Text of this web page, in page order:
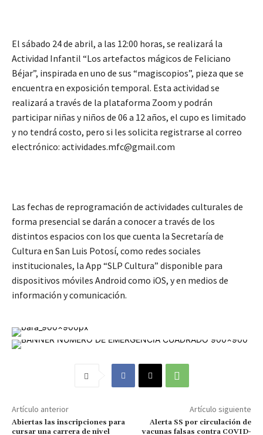
El sábado 24 de abril, a las 12:00 horas, se realizará la
Actividad Infantil “Los artefactos mágicos de Feliciano
Béjar”, inspirada en uno de sus “magiscopios”, pieza que se
encuentra en exposición temporal. Esta actividad se
realizará a través de la plataforma Zoom y podrán
participar niñas y niños de 06 a 12 años, el cupo es limitado
y no tendrá costo, pero si les solicita registrarse al correo
electrónico: actividades.mfc@gmail.com
Las fechas de reprogramación de actividades culturales de
forma presencial se darán a conocer a través de los
distintos espacios con los que cuenta la Secretaría de
Cultura en San Luis Potosí, como redes sociales
institucionales, la App “SLP Cultura” disponible para
dispositivos móviles Android como iOS, y en medios de
información y comunicación.
Artículo anterior
Abiertas las inscripciones para
cursar una carrera de nivel
Artículo siguiente
Alerta SS por circulación de
vacunas falsas contra COVID-